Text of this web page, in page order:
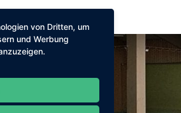
von Dritten, um
und Werbung